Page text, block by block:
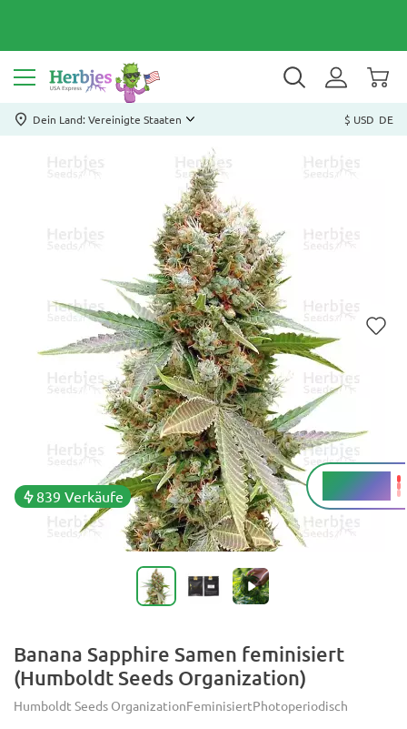
Dein Land: Vereinigte Staaten $ USD DE
839 Verkäufe
23 - 26 %
THC
Banana Sapphire Samen feminisiert
(Humboldt Seeds Organization)
Humboldt Seeds OrganizationFeminisiertPhotoperiodisch